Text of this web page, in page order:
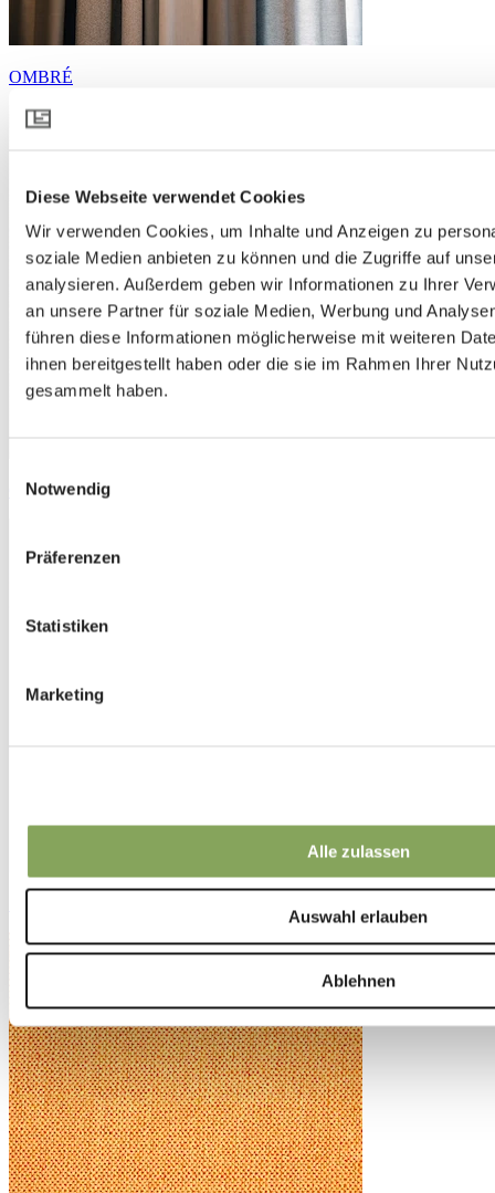
Diese Webseite verwendet Cookies
Wir verwenden Cookies, um Inhalte und Anzeigen zu
soziale Medien anbieten zu können und die Zugriffe auf
analysieren. Außerdem geben wir Informationen zu Ihrer
an unsere Partner für soziale Medien, Werbung und
führen diese Informationen möglicherweise mit weiteren
ihnen bereitgestellt haben oder die sie im Rahmen Ihrer
gesammelt haben.
Notwendig
Präferenzen
Statistiken
Marketing
Alle zulassen
Auswahl erlauben
Ablehnen
OMBRÉ
OMBRÉ 300